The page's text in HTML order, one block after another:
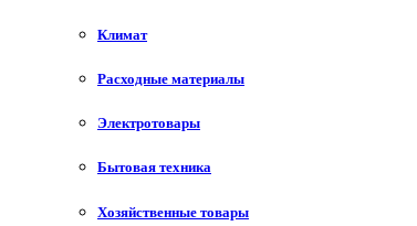
Климат
Расходные материалы
Электротовары
Бытовая техника
Хозяйственные товары